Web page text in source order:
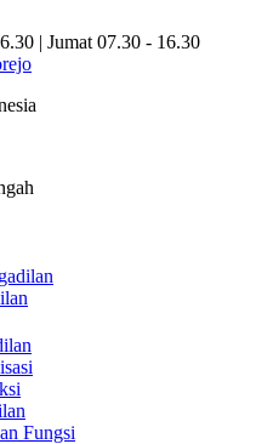
| Jumat 07.30 - 16.30
Fungsi